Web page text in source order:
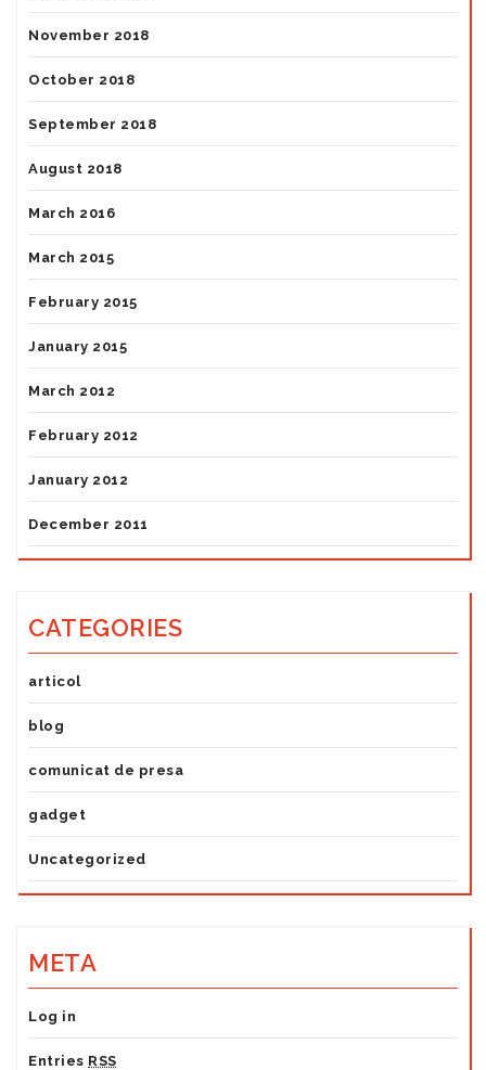
November 2018
October 2018
September 2018
August 2018
March 2016
March 2015
February 2015
January 2015
March 2012
February 2012
January 2012
December 2011
CATEGORIES
articol
blog
comunicat de presa
gadget
Uncategorized
META
Log in
Entries RSS